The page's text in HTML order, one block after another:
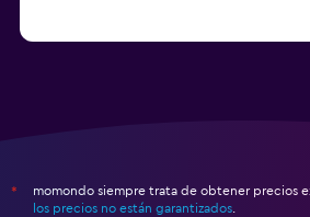
*
momondo siempre trata de obtener precios
los precios no están garantizados